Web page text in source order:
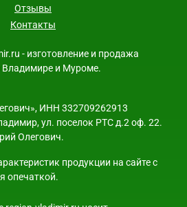
Отзывы
Контакты
- изготовление и продажа
Владимире и Муроме.
ИНН 332709262913
ул. поселок РТС д.2 оф. 22.
Олегович.
продукции на сайте с
опечаткой.